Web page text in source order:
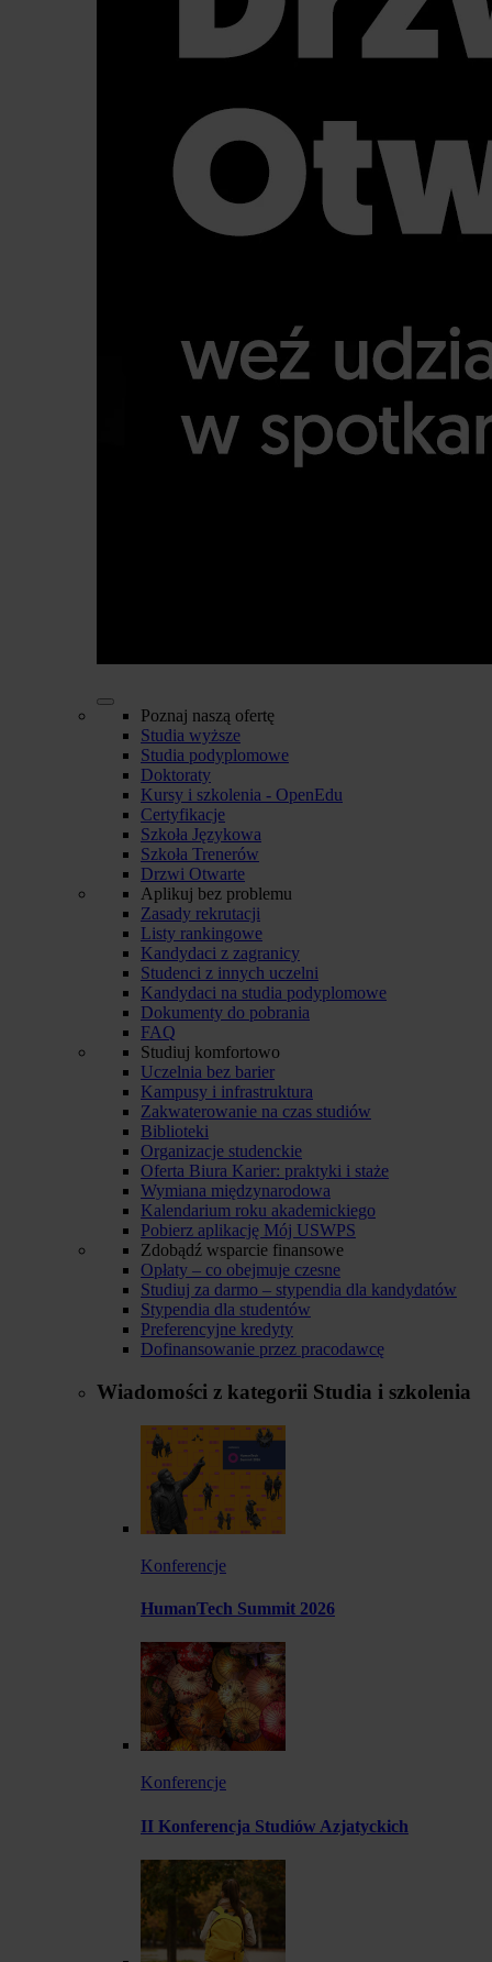
Poznaj naszą ofertę
Studia wyższe
Studia podyplomowe
Doktoraty
Kursy i szkolenia - OpenEdu
Certyfikacje
Szkoła Językowa
Szkoła Trenerów
Drzwi Otwarte
Aplikuj bez problemu
Zasady rekrutacji
Listy rankingowe
Kandydaci z zagranicy
Studenci z innych uczelni
Kandydaci na studia podyplomowe
Dokumenty do pobrania
FAQ
Studiuj komfortowo
Uczelnia bez barier
Kampusy i infrastruktura
Zakwaterowanie na czas studiów
Biblioteki
Organizacje studenckie
Oferta Biura Karier: praktyki i staże
Wymiana międzynarodowa
Kalendarium roku akademickiego
Pobierz aplikację Mój USWPS
Zdobądź wsparcie finansowe
Opłaty – co obejmuje czesne
Studiuj za darmo – stypendia dla kandydatów
Stypendia dla studentów
Preferencyjne kredyty
Dofinansowanie przez pracodawcę
Wiadomości z kategorii Studia i szkolenia
Konferencje
HumanTech Summit 2026
Konferencje
II Konferencja Studiów Azjatyckich